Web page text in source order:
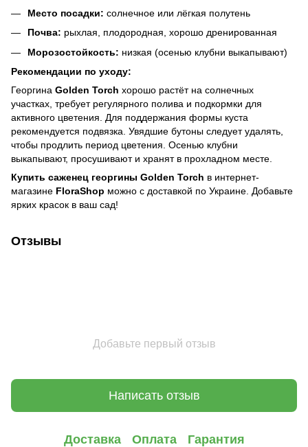
Место посадки: солнечное или лёгкая полутень
Почва: рыхлая, плодородная, хорошо дренированная
Морозостойкость: низкая (осенью клубни выкапывают)
Рекомендации по уходу:
Георгина Golden Torch хорошо растёт на солнечных
участках, требует регулярного полива и подкормки для
активного цветения. Для поддержания формы куста
рекомендуется подвязка. Увядшие бутоны следует удалять,
чтобы продлить период цветения. Осенью клубни
выкапывают, просушивают и хранят в прохладном месте.
Купить саженец георгины Golden Torch в интернет-
магазине FloraShop можно с доставкой по Украине. Добавьте
ярких красок в ваш сад!
Отзывы
Добавьте первый отзыв
Написать отзыв
Доставка Оплата Гарантия